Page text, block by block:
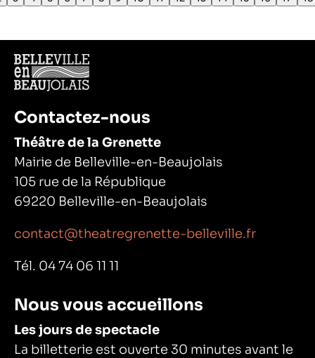
Contactez-nous
Théâtre de la Grenette
Mairie de Belleville-en-Beaujolais
105 rue de la République
69220 Belleville-en-Beaujolais
contact@theatregrenette-belleville.fr
Tél. 04 74 06 11 11
Nous vous accueillons
Les jours de spectacle
La billetterie est ouverte 30 minutes avant le